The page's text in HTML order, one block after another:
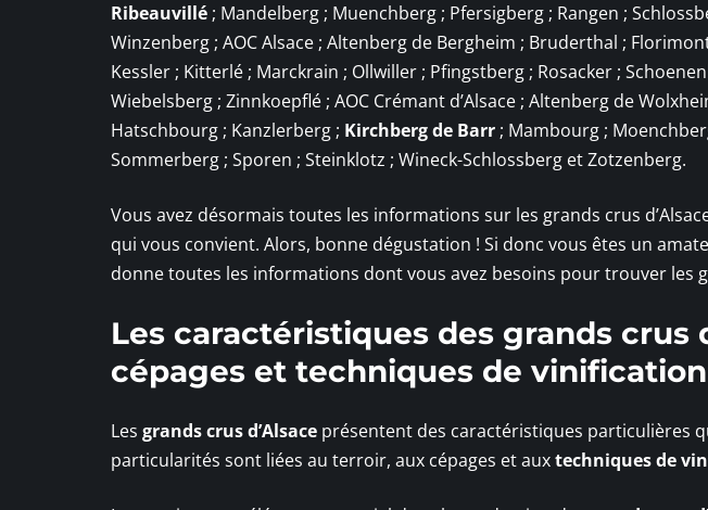
Ribeauvillé ; Mandelberg ; Muenchberg ; Pfersigberg ; Rangen ;
Winzenberg ; AOC Alsace ; Altenberg de Bergheim ; Bruderthal ;
Kessler ; Kitterlé ; Marckrain ; Ollwiller ; Pfingstberg ; Rosacker ;
Wiebelsberg ; Zinnkoepflé ; AOC Crémant d’Alsace ; Altenberg de
Hatschbourg ; Kanzlerberg ; Kirchberg de Barr ; Mambourg ;
Sommerberg ; Sporen ; Steinklotz ; Wineck-Schlossberg et Zotzenberg.
Vous avez désormais toutes les informations sur les grands crus
qui vous convient. Alors, bonne dégustation ! Si donc vous êtes un
donne toutes les informations dont vous avez besoins pour trouver les
Les caractéristiques des grands crus
cépages et techniques de vinification
Les grands crus d’Alsace présentent des caractéristiques particulières
particularités sont liées au terroir, aux cépages et auxtechniques de